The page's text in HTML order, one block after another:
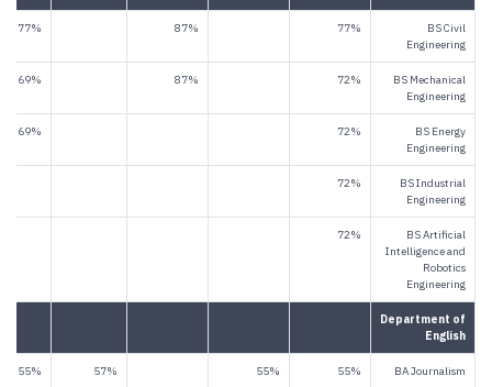
BS Civil
Engineering
77%
87%
77%
BS Mechanical
Engineering
72%
87%
69%
BS Energy
Engineering
72%
69%
BS Industrial
Engineering
72%
BS Artificial
Intelligence and
Robotics
Engineering
72%
Department of
English
BA Journalism
55%
55%
57%
55%